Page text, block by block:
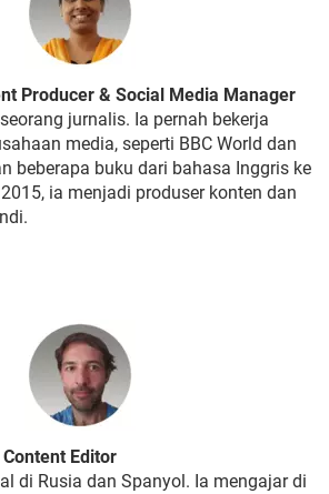
Producer & Social Media Manager
jurnalis. Ia pernah bekerja
media, seperti BBC World dan
beberapa buku dari bahasa Inggris ke
ia menjadi produser konten dan
Editor
di Rusia dan Spanyol. Ia mengajar di